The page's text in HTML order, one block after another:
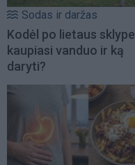
Sodas ir daržas
Kodėl po lietaus sklype
kaupiasi vanduo ir ką
daryti?